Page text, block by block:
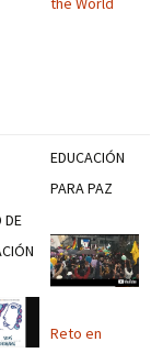
DE
EDUCACIÓN
PARA PAZ
Reto en